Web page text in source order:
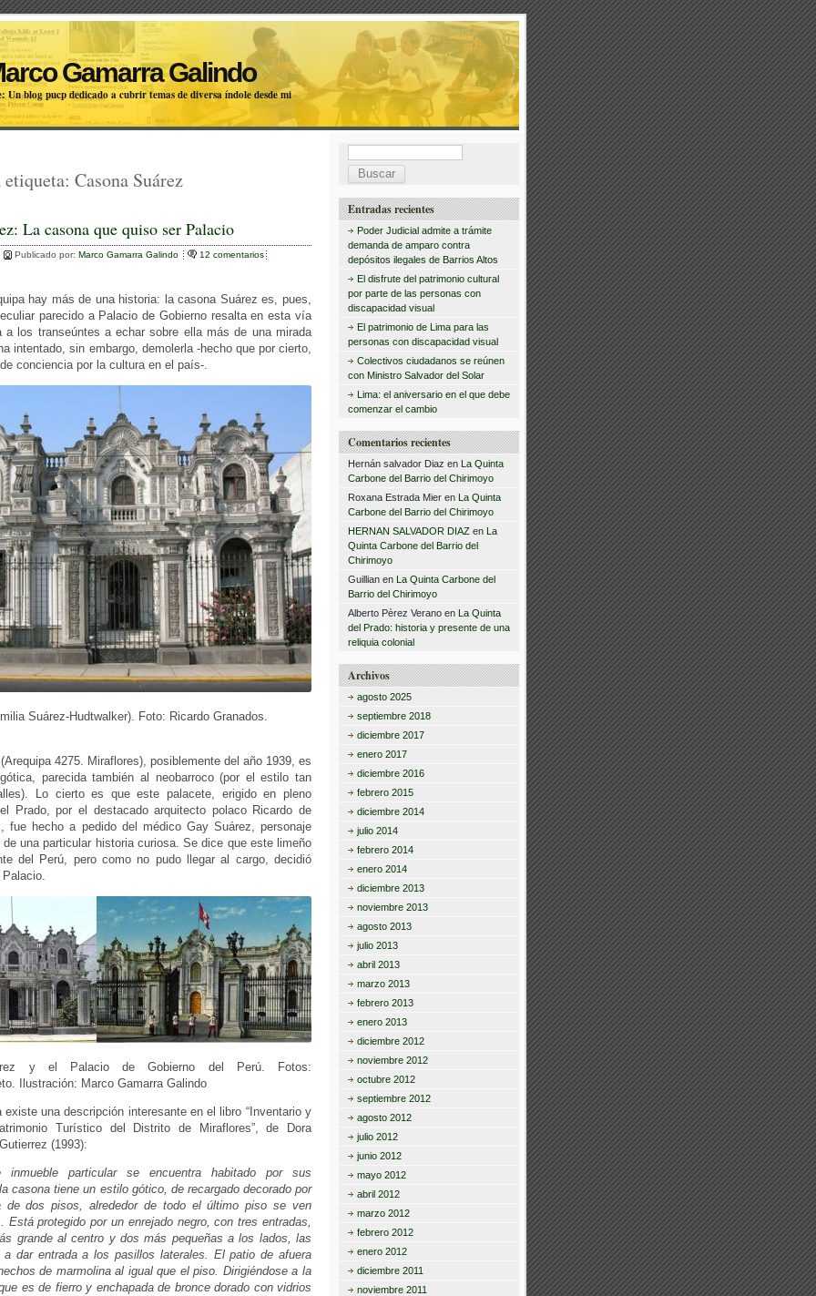
Gamarra Galindo
Un blog pucp dedicado a cubrir temas de diversa índole desde mi
Casona Suárez
La casona que quiso ser Palacio
Publicado por: Marco Gamarra Galindo 12 comentarios
hay más de una historia: la casona Suárez es, pues,
parecido a Palacio de Gobierno resalta en esta vía
a los transeúntes a echar sobre ella más de una mirada
intentado, sin embargo, demolerla -hecho que por cierto,
conciencia por la cultura en el país-.
Suárez-Hudtwalker). Foto: Ricardo Granados.
4275. Miraflores), posiblemente del año 1939, es
parecida también al neobarroco (por el estilo tan
Lo cierto es que este palacete, erigido en pleno
Prado, por el destacado arquitecto polaco Ricardo de
fue hecho a pedido del médico Gay Suárez, personaje
una particular historia curiosa. Se dice que este limeño
del Perú, pero como no pudo llegar al cargo, decidió
y el Palacio de Gobierno del Perú. Fotos:
Ilustración: Marco Gamarra Galindo
existe una descripción interesante en el libro “Inventario y
Turístico del Distrito de Miraflores”, de Dora
(1993):
inmueble particular se encuentra habitado por sus
casona tiene un estilo gótico, de recargado decorado por
de dos pisos, alrededor de todo el último piso se ven
Está protegido por un enrejado negro, con tres entradas,
grande al centro y dos más pequeñas a los lados, las
dar entrada a los pasillos laterales. El patio de afuera
de marmolina al igual que el piso. Dirigiéndose a la
es de fierro y enchapada de bronce dorado con vidrios
B
u
s
c
a
r
:
Entradas recientes
Poder Judicial admite a trámite
demanda de amparo contra
depósitos ilegales de Barrios Altos
El disfrute del patrimonio cultural
por parte de las personas con
discapacidad visual
El patrimonio de Lima para las
personas con discapacidad visual
Colectivos ciudadanos se reúnen
con Ministro Salvador del Solar
Lima: el aniversario en el que debe
comenzar el cambio
Comentarios recientes
Hernán salvador Diaz en La Quinta
Carbone del Barrio del Chirimoyo
Roxana Estrada Mier en La Quinta
Carbone del Barrio del Chirimoyo
HERNAN SALVADOR DIAZ en La
Quinta Carbone del Barrio del
Chirimoyo
Guillian en La Quinta Carbone del
Barrio del Chirimoyo
Alberto Pèrez Verano en La Quinta
del Prado: historia y presente de una
reliquia colonial
Archivos
agosto 2025
septiembre 2018
diciembre 2017
enero 2017
diciembre 2016
febrero 2015
diciembre 2014
julio 2014
febrero 2014
enero 2014
diciembre 2013
noviembre 2013
agosto 2013
julio 2013
abril 2013
marzo 2013
febrero 2013
enero 2013
diciembre 2012
noviembre 2012
octubre 2012
septiembre 2012
agosto 2012
julio 2012
junio 2012
mayo 2012
abril 2012
marzo 2012
febrero 2012
enero 2012
diciembre 2011
noviembre 2011